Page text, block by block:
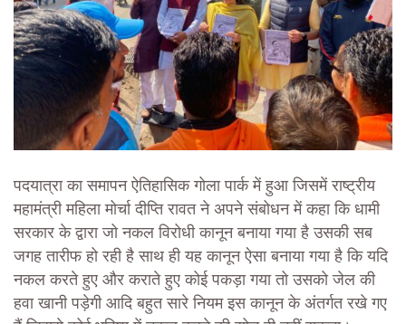
पदयात्रा का समापन ऐतिहासिक गोला पार्क में हुआ जिसमें राष्ट्रीय
महामंत्री महिला मोर्चा दीप्ति रावत ने अपने संबोधन में कहा कि धामी
सरकार के द्वारा जो नकल विरोधी कानून बनाया गया है उसकी सब
जगह तारीफ हो रही है साथ ही यह कानून ऐसा बनाया गया है कि यदि
नकल करते हुए और कराते हुए कोई पकड़ा गया तो उसको जेल की
हवा खानी पड़ेगी आदि बहुत सारे नियम इस कानून के अंतर्गत रखे गए